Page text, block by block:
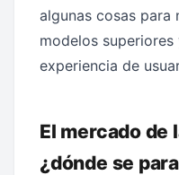
algunas cosas para
modelos
experiencia de
El mercado de
¿dónde se